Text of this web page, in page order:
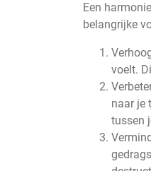
Een
belangrijke
voelt.
naar je
tussen